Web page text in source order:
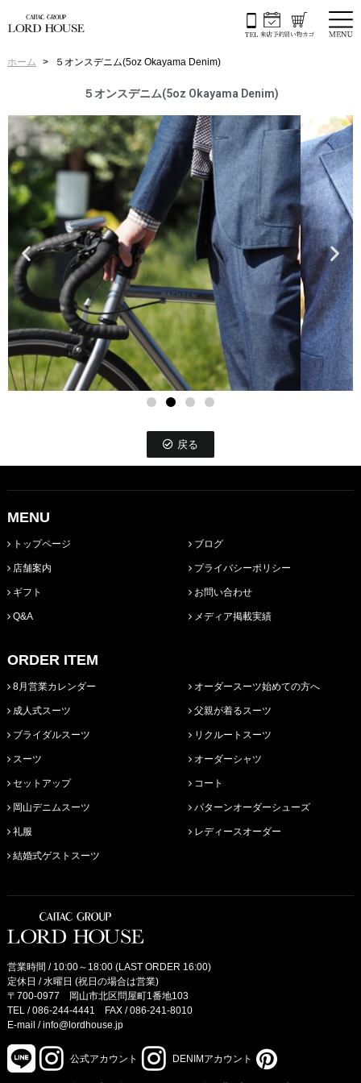
ホーム ５オンスデニム(5oz Okayama Denim)
５オンスデニム(5oz Okayama Denim)
戻る
MENU
トップページ
店舗案内
ギフト
Q&A
ブログ
プライバシーポリシー
お問い合わせ
メディア掲載実績
ORDER ITEM
8月営業カレンダー
成人式スーツ
ブライダルスーツ
スーツ
セットアップ
岡山デニムスーツ
礼服
結婚式ゲストスーツ
オーダースーツ始めての方へ
父親が着るスーツ
リクルートスーツ
オーダーシャツ
コート
パターンオーダーシューズ
レディースオーダー
営業時間 / 10:00～18:00 (LAST ORDER 16:00)
定休日 / 水曜日 (祝日の場合は営業)
〒700-0977 岡山市北区問屋町1番地103
TEL /086-244-4441 FAX / 086-241-8010
E-mail /info@lordhouse.jp
公式アカウント DENIMアカウント